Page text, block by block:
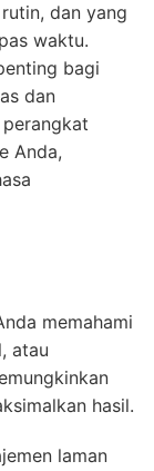
dan yang
waktu.
bagi
dan
Anda,
memahami
atau
hasil.
laman